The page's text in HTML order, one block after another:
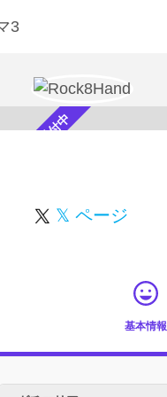
スカウト受付中
𝕏 ページ
基本情報